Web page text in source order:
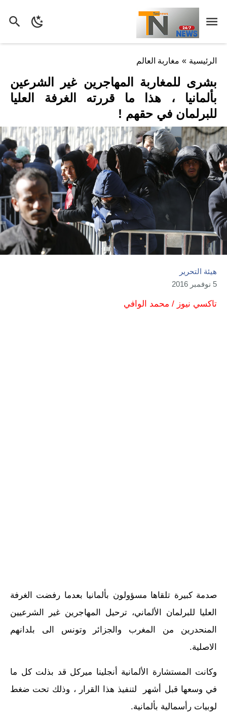
الرئيسية » مغاربة العالم
بشرى للمغاربة المهاجرين غير الشرعين
بألمانيا ، هذا ما قررته الغرفة العليا
للبرلمان في حقهم !
هيئة التحرير
5 نوفمبر 2016
تاكسي نيوز / محمد الوافي
صدمة كبيرة تلقاها مسؤولون بألمانيا بعدما رفضت الغرفة
العليا للبرلمان الألماني، ترحيل المهاجرين غير الشرعيين
المنحدرين من المغرب والجزائر وتونس الى بلدانهم
الاصلية.
وكانت المستشارة الألمانية أنجلينا ميركل قد بذلت كل ما
في وسعها قبل أشهر لتنفيذ هذا القرار ، وذلك تحت ضغط
لوبيات رأسمالية بألمانية.